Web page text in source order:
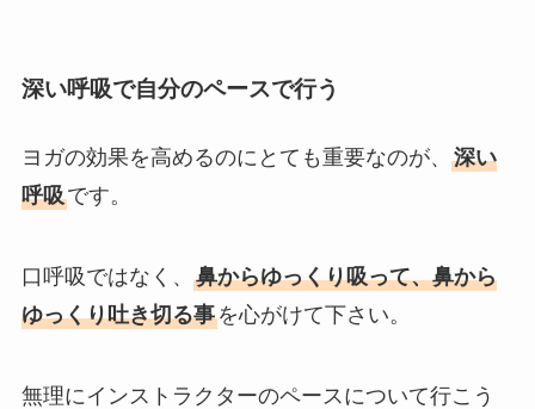
深い呼吸で自分のペースで行う
ヨガの効果を高めるのにとても重要なのが、 深い
呼吸です。
口呼吸ではなく、 鼻からゆっくり吸って、鼻から
ゆっくり吐き切る事を心がけて下さい。
無理にインストラクターのペースについて行こう